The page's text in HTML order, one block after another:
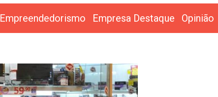
Empreendedorismo Empresa Destaque Opinião